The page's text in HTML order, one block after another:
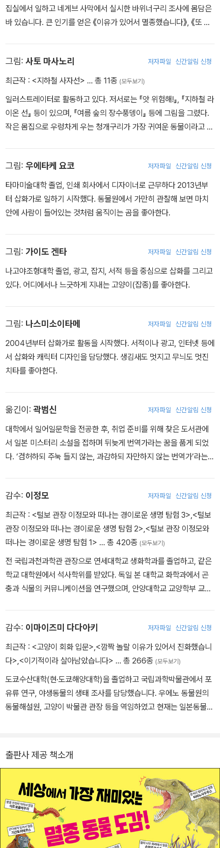
집실에서 일하고 네게브 사막에서 실시한 바위너구리 조사에 몸담은
바 있습니다. 큰 인기를 얻은 《이유가 있어서 멸종했습니다》, 《또 이
그림: 사토 마사노리 저자파일 신간알림 신청
최근작 : <지하철 사자선> … 총 11종 (모두보기)
일러스트레이터로 활동하고 있다. 저서로는 『앗 위험해!』, 『지하철 라
이온 선』 등이 있으며, 『여름 숲의 장수풍뎅이』 등에 그림을 그렸다.
작은 몸집으로 우렁차게 우는 청개구리가 가장 귀여운 동물이라고 생
그림: 우에타케 요코 저자파일 신간알림 신청
타마미술대학 졸업, 인쇄 회사에서 디자이너로 근무하다 2013년부
터 삽화가로 일하기 시작했다. 동물원에서 가만히 관찰해 보면 마치
안에 사람이 들어있는 것처럼 움직이는 곰을 좋아한다.
그림: 가이도 겐타 저자파일 신간알림 신청
나고야조형대학 졸업, 광고, 잡지, 서적 등을 중심으로 삽화를 그리고
있다. 어디에서나 느긋하게 지내는 고양이(잡종)를 좋아한다.
그림: 나스미소이타메 저자파일 신간알림 신청
2004년부터 삽화가로 활동을 시작했다. 서적이나 광고, 인터넷 등에
서 삽화와 캐릭터 디자인을 담당했다. 생김새도 멋지고 무늬도 멋진
치타를 좋아한다.
옮긴이: 곽범신 저자파일 신간알림 신청
대학에서 일어일문학을 전공한 후, 취업 준비를 위해 찾은 도서관에
서 일본 미스터리 소설을 접하며 뒤늦게 번역가라는 꿈을 품게 되었
다. ‘겸허하되 주눅 들지 않는, 과감하되 자만하지 않는 번역가’라는
는 《머릿속에 쏙쏙! 화학 노트》《돈의 세계사》《이유가 있어서 멸종했
습니다》《TIGER》 등이 있다.
감수: 이정모 저자파일 신간알림 신청
최근작 : <털보 관장 이정모와 떠나는 경이로운 생명 탐험 3> <털보
관장 이정모와 떠나는 경이로운 생명 탐험 2> <털보 관장 이정모와
떠나는 경이로운 생명 탐험 1> … 총 420종 (모두보기)
전 국립과천과학관 관장으로 연세대학교 생화학과를 졸업하고, 같은
학교 대학원에서 석사학위를 받았다. 독일 본 대학교 화학과에서 곤
충과 식물의 커뮤니케이션을 연구했으며, 안양대학교 교양학부 교수
들고자 노력해왔다. 2019년 교양과학서를 저술 또는 번역하고, 자연
사박물관과 과학관의 새로운 모델을 구현해 과학의 대중화에 기여한
공로로 과학기술훈장 진보장을 받았다. 지은 책으로 《찬란한 멸종》,
멸종 진화》, 《바이블 사이언스》, 《달력과 권력》, 《그리스 로마 신화
사이언스》, 《삼국지 사이언스》(공저), 《과학하고 앉아있네 1》(공저),
《해리포터 사이언스》(공저) 외 다수가 있고 옮긴 책으로 《인간 이력
감수: 이마이즈미 다다아키 저자파일 신간알림 신청
최근작 : <고양이 회화 입문> <깜짝 놀랄 이유가 있어서 진화했습니
다> <이기적이라 살아남았습니다> … 총 266종 (모두보기)
도쿄수산대학(현·도쿄해양대학)을 졸업하고 국립과학박물관에서 포
유류 연구, 야생동물의 생태 조사를 담당했습니다. 우에노 동물원의
동물해설원, 고양이 박물관 관장 등을 역임하였고 현재는 일본동물과
출판사 제공 책소개